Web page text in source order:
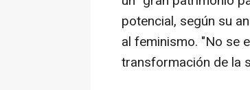
potencial, según su
al feminismo. "No se
transformación de la